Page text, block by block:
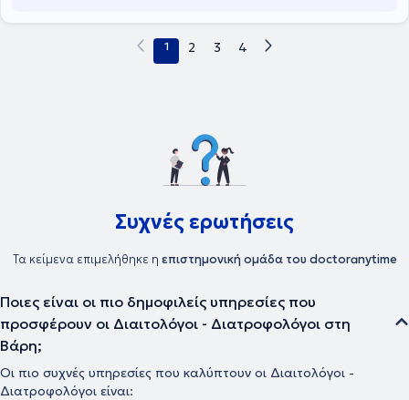
σακχαρώδη διαβήτη, στην κλινική διαιτολογία, στη διατροφική
συμβουλευτική, καθώς και στην αντιμετώπιση της παχυσαρκίας
Στόχος του είναι η διαμόρφωση ρεαλιστικών και βιώσιμων
διατροφικών συνηθειών προσαρμοσμένων στον τρόπο ζωής κάθε
ανθρώπου, με έμφαση στην διατροφική εκπαίδευση, την πρόληψη
και τη μακροχρόνια διατήρηση των αποτελεσμάτων.
1 2 3 4
Συχνές ερωτήσεις
Τα κείμενα επιμελήθηκε η επιστημονική ομάδα του doctoranytime
Ποιες είναι οι πιο δημοφιλείς υπηρεσίες που
προσφέρουν οι Διαιτολόγοι - Διατροφολόγοι στη
Βάρη;
Οι πιο συχνές υπηρεσίες που καλύπτουν οι Διαιτολόγοι -
Διατροφολόγοι είναι: